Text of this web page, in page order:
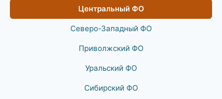
Центральный ФО
Северо-Западный ФО
Приволжский ФО
Уральский ФО
Сибирский ФО